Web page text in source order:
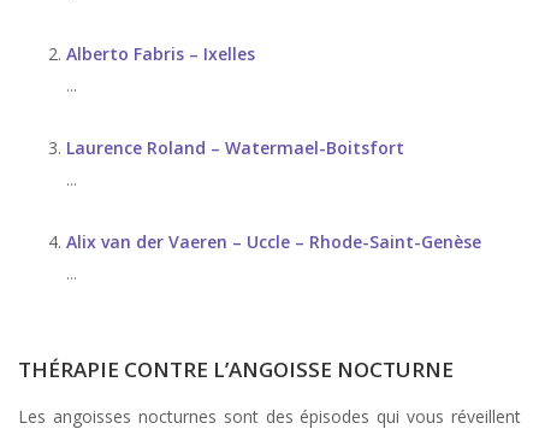
Alberto Fabris – Ixelles
...
Laurence Roland – Watermael-Boitsfort
...
Alix van der Vaeren – Uccle – Rhode-Saint-Genèse
...
THÉRAPIE CONTRE L’ANGOISSE NOCTURNE
Les angoisses nocturnes sont des épisodes qui vous réveillent